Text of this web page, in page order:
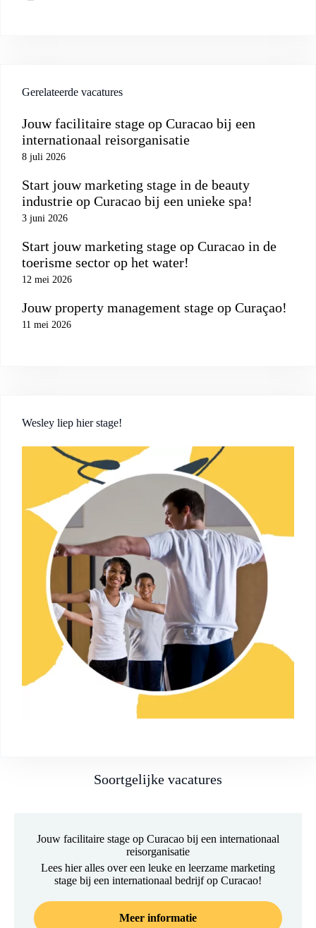
Gerelateerde vacatures
Jouw facilitaire stage op Curacao bij een
internationaal reisorganisatie
8 juli 2026
Start jouw marketing stage in de beauty
industrie op Curacao bij een unieke spa!
3 juni 2026
Start jouw marketing stage op Curacao in de
toerisme sector op het water!
12 mei 2026
Jouw property management stage op Curaçao!
11 mei 2026
Wesley liep hier stage!
Soortgelijke vacatures
Jouw facilitaire stage op Curacao bij een internationaal
reisorganisatie
Lees hier alles over een leuke en leerzame marketing
stage bij een internationaal bedrijf op Curacao!
Meer informatie